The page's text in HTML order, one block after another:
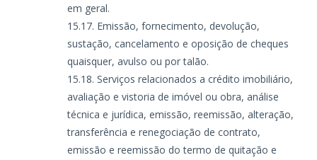
em geral.
Emissão, fornecimento, devolução,
sustação, cancelamento e oposição de cheques
quaisquer, avulso ou por talão.
Serviços relacionados a crédito imobiliário,
avaliação e vistoria de imóvel ou obra, análise
técnica e jurídica, emissão, reemissão, alteração,
transferência e renegociação de contrato,
emissão e reemissão do termo de quitação e